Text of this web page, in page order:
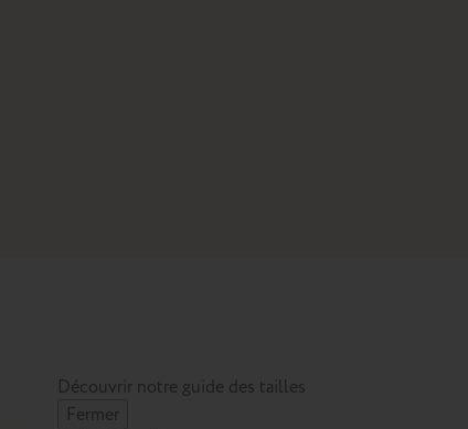
Découvrir notre guide des tailles
Fermer